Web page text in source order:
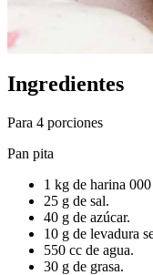
Ingredientes
Para 4 porciones
Pan pita
1 kg de harina
25 g de sal.
40 g de azúcar.
10 g de levadura
550 cc de agua.
30 g de grasa.